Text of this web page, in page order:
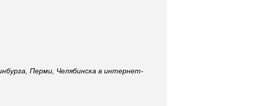
Перми, Челябинска в интернет-